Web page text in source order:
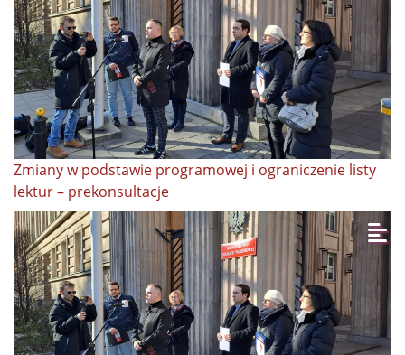
Zmiany w podstawie programowej i ograniczenie listy
lektur – prekonsultacje